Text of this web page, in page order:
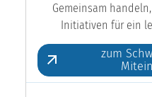
Gemeinsam
Initiativen für ein
zum